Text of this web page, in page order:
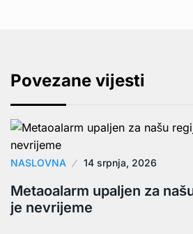
Povezane vijesti
NASLOVNA 14 srpnja, 2026
Metaoalarm upaljen za
je nevrijeme